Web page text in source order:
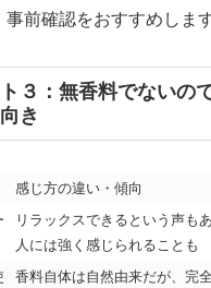
前確認をおすすめします
３：無香料でないの
き
感じ方の違い・傾向
リラックスできるという声も
人には強く感じられることも
香料自体は自然由来だが、完